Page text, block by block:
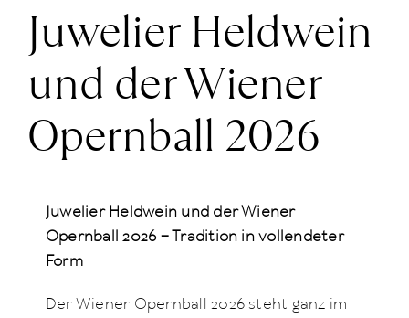
+43 (0) 15125781
Juwelier Heldwein
und der Wiener
Opernball 2026
Juwelier Heldwein und der Wiener
Opernball 2026 – Tradition in vollendeter
Form
Der Wiener Opernball 2026 steht ganz im